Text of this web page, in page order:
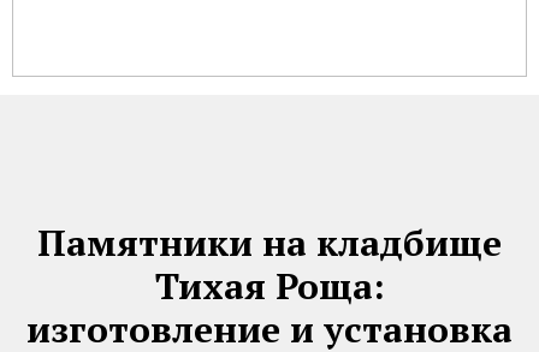
Памятники на кладбище
Тихая Роща:
изготовление и установка